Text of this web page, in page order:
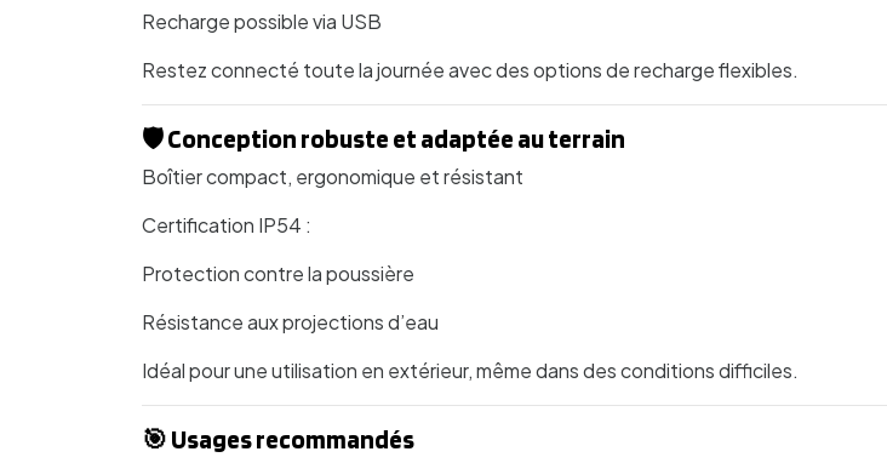
Recharge possible via USB
Restez connecté toute la journée avec des options de recharge flexibles.
🛡️ Conception robuste et adaptée au terrain
Boîtier compact, ergonomique et résistant
Certification IP54 :
Protection contre la poussière
Résistance aux projections d’eau
Idéal pour une utilisation en extérieur, même dans des conditions difficiles.
🎯 Usages recommandés